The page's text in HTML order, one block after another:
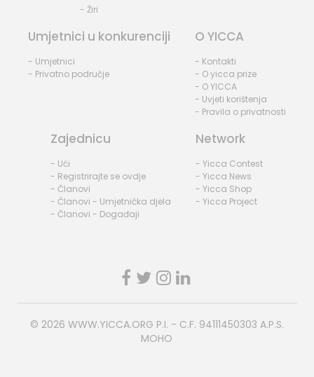
- Žiri
Umjetnici u konkurenciji
- Umjetnici
- Privatno područje
O YICCA
- Kontakti
- O yicca prize
- O YICCA
- Uvjeti korištenja
- Pravila o privatnosti
Zajednicu
- Ući
- Registrirajte se ovdje
- Članovi
- Članovi - Umjetnička djela
- Članovi - Događaji
Network
- Yicca Contest
- Yicca News
- Yicca Shop
- Yicca Project
© 2026 WWW.YICCA.ORG P.I. - C.F. 94111450303 A.P.S.
MOHO